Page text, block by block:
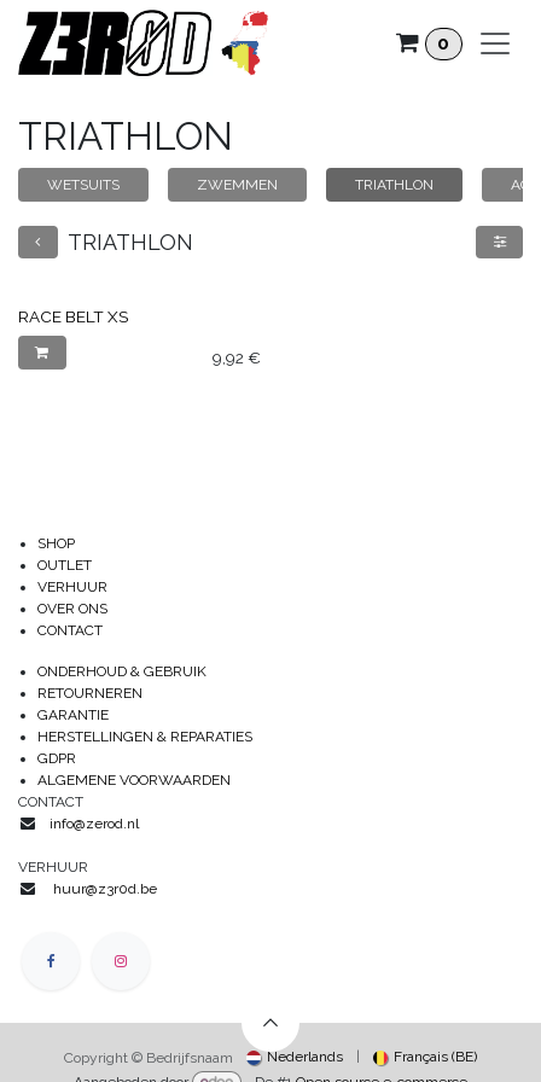
Overslaan naar inhoud
0
TRIATHLON
WETSUITS ZWEMMEN TRIATHLON
TRIATHLON
RACE BELT XS
9,92 €
SHOP
OUTLET
VERHUUR
OVER ONS
CONTACT
ONDERHOUD & GEBRUIK
RETOURNEREN
GARANTIE
HERSTELLINGEN & REPARATIES
GDPR
ALGEMENE VOORWAARDEN
CONTACT
info@zerod.nl
VERHUUR
huur@z3r0d.be
Copyright © Bedrijfsnaam Nederlands
Français (BE)